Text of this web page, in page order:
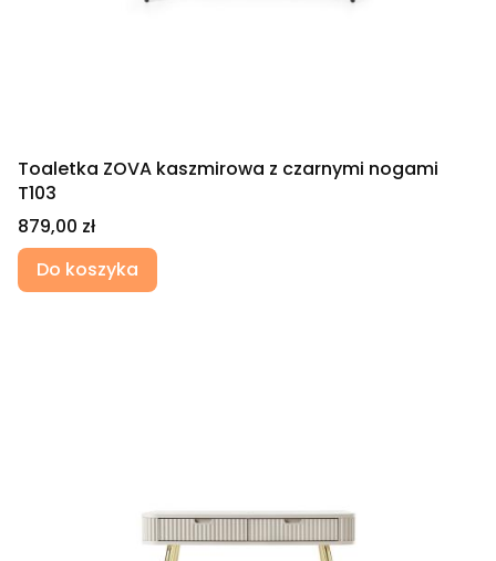
Toaletka ZOVA kaszmirowa z czarnymi nogami
T103
Cena
879,00 zł
Do koszyka